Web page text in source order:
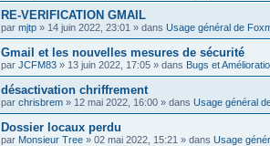
RE-VERIFICATION GMAIL
par mjtp » 14 juin 2022, 23:01 » dans Usage général de
Gmail et les nouvelles mesures de sécurité
par JCFM83 » 13 juin 2022, 17:05 » dans Bugs et
désactivation chriffrement
par chrisbrem » 12 mai 2022, 16:00 » dans Usage général
Dossier locaux perdu
par Monsieur Tree » 02 mai 2022, 15:21 » dans Usage